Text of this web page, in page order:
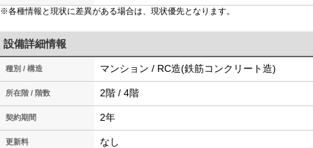
※各種情報と現状に差異がある場合は、現状優先となります。
設備詳細情報
種別 / 構造 マンション / RC造(鉄筋コンクリート造)
所在階 / 階数 2階 / 4階
契約期間 2年
更新料 なし